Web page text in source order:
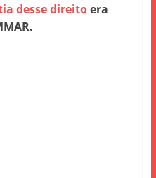
desse direitoera